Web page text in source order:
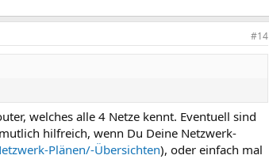
#14
welches alle 4 Netze kennt. Eventuell sind
hilfreich, wenn Du Deine Netzwerk-
Plänen/-Übersichten), oder einfach mal